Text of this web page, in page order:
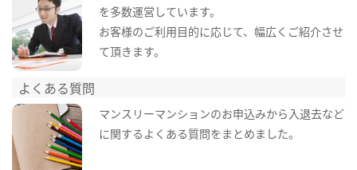
を多数運営しています。
お客様のご利用目的に応じて、幅広くご紹介させ
て頂きます。
よくある質問
マンスリーマンションのお申込みから入退去など
に関するよくある質問をまとめました。